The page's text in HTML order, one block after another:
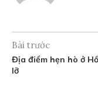
Bài trước
Địa điểm hẹn hò ở
lỡ